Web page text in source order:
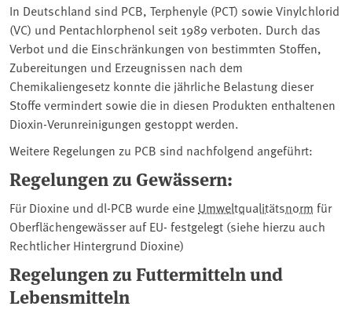
In Deutschland sind ⁠PCB, Terphenyle (PCT) sowie Vinylchlorid
(VC) und Pentachlorphenol seit 1989 verboten. Durch das
Verbot und die Einschränkungen von bestimmten Stoffen,
Zubereitungen und Erzeugnissen nach dem
Chemikaliengesetz konnte die jährliche Belastung dieser
Stoffe vermindert sowie die in diesen Produkten enthaltenen
Dioxin-Verunreinigungen gestoppt werden.
Weitere Regelungen zu PCB sind nachfolgend angeführt:
Regelungen zu Gewässern:
Für Dioxine und dl-⁠PCB⁠ wurde eine ⁠ Umweltqualitätsnorm ⁠ für
Oberflächengewässer auf EU- festgelegt (siehe hierzu auch
Rechtlicher Hintergrund Dioxine)
Regelungen zu Futtermitteln und
Lebensmitteln